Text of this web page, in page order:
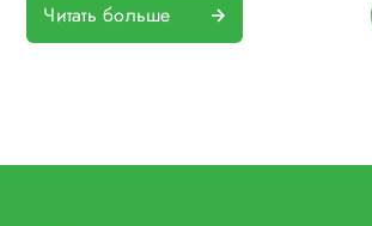
Читать больше